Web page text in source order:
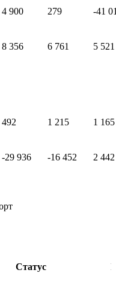
4 900 279
-41
8 356 6 761 5 521
492 1 215 1 165
-29 936 -16 452 2 442
Статус